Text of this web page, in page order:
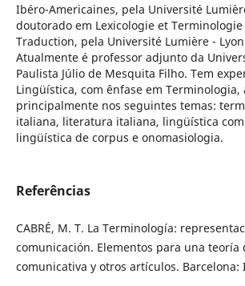
Ibéro-Americaines, pela Université
doutorado em Lexicologie et
Traduction, pela Université Lumière -
Atualmente é professor adjunto da
Paulista Júlio de Mesquita Filho. Tem
Lingüística, com ênfase em Terminologia,
principalmente nos seguintes temas:
italiana, literatura italiana, lingüística
lingüística de corpus e onomasiologia.
Referências
CABRÉ, M. T. La Terminología:
comunicación. Elementos para una teoría
comunicativa y otros artículos. Barcelona: